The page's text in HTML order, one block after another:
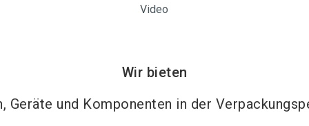
Video
Wir bieten
Geräte und Komponenten in der